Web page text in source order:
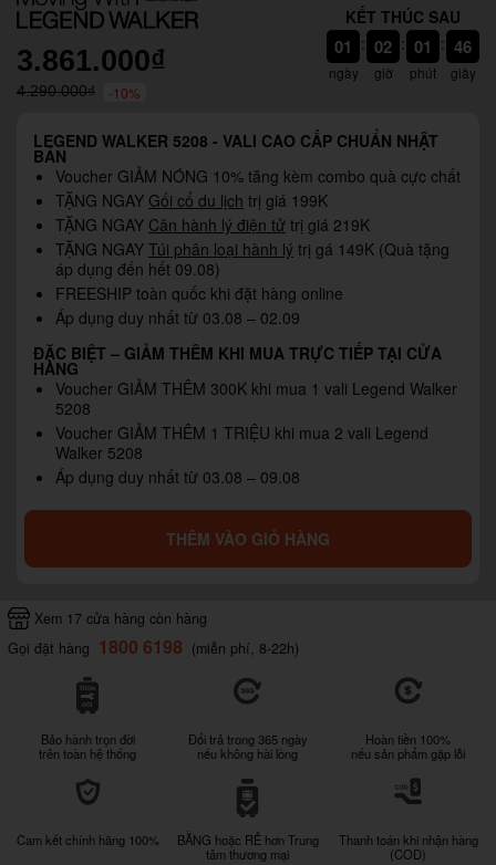
3.861.000₫
4.290.000₫ -10%
KẾT THÚC SAU
01
ngày
: 02
giờ
: 01
phút
:
44
43
giây
LEGEND WALKER 5208 - VALI CAO CẤP CHUẨN NHẬT
BẢN
Voucher GIẢM NÓNG 10% tăng kèm combo quà cực chất
TẶNG NGAY Gối cổ du lịch trị giá 199K
TẶNG NGAY Cân hành lý điện tử trị giá 219K
TẶNG NGAY Túi phân loại hành lý trị gá 149K (Quà tặng
áp dụng đến hết 09.08)
FREESHIP toàn quốc khi đặt hàng online
Áp dụng duy nhất từ 03.08 – 02.09
ĐẶC BIỆT – GIẢM THÊM KHI MUA TRỰC TIẾP TẠI CỬA
HÀNG
Voucher GIẢM THÊM 300K khi mua 1 vali Legend Walker
5208
Voucher GIẢM THÊM 1 TRIỆU khi mua 2 vali Legend
Walker 5208
Áp dụng duy nhất từ 03.08 – 09.08
THÊM VÀO GIỎ HÀNG
Xem 17 cửa hàng còn hàng
Gọi đặt hàng 1800 6198 (miễn phí, 8-22h)
Bảo hành trọn đời
trên toàn hệ thống
Đổi trả trong 365 ngày
nếu không hài lòng
Hoàn tiền 100%
nếu sản phẩm gặp lỗi
Cam kết chính hãng 100%
BẰNG hoặc RẺ hơn Trung
tâm thương mại
Thanh toán khi nhận hàng
(COD)